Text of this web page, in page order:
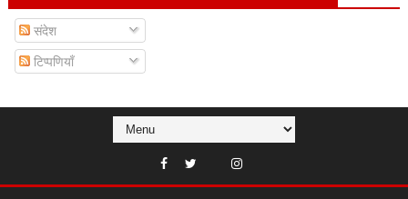
संदेश
टिप्पणियाँ